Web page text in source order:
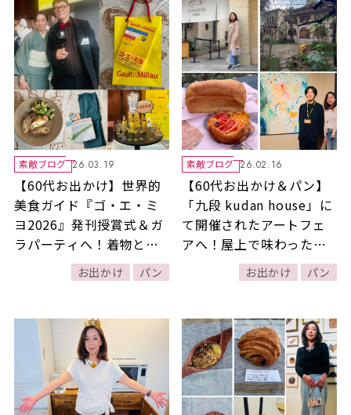
素敵ブログ 26.03.19
【60代お出かけ】世界的
美食ガイド『ゴ・エ・ミ
ヨ2026』発刊授賞式＆ガ
ラパーティへ！着物と小
物で春を先取りした着こ
なしにも注目！
お出かけ パン
素敵ブログ 26.02.16
【60代お出かけ＆パン】
「九段 kudan house」に
て開催されたアートフェ
アへ！屋上で味わった
「セテュヌボンニデー」
の期間限定デニッシュも
お出かけ パン